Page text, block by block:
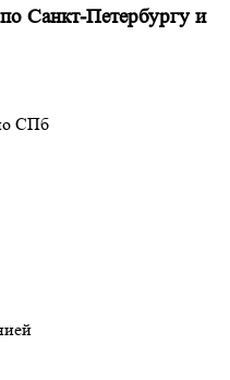
Санкт-Петербургу и
СПб